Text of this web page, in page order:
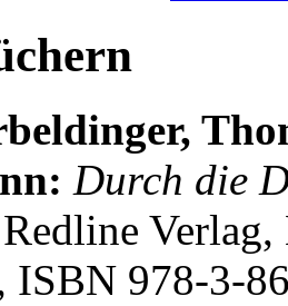
: Durch die
Redline
ISBN 978-3-